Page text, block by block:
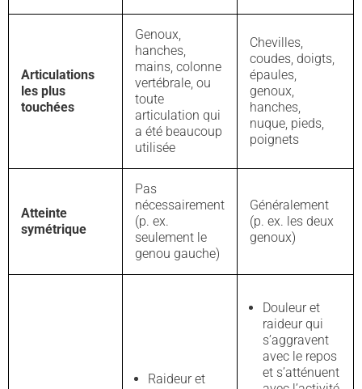
Articulations
les plus
touchées
Genoux,
hanches,
mains, colonne
vertébrale, ou
toute
articulation qui
a été beaucoup
utilisée
Chevilles,
coudes, doigts,
épaules,
genoux,
hanches,
nuque, pieds,
poignets
Atteinte
symétrique
Pas
nécessairement
(p. ex.
seulement le
genou gauche)
Généralement
(p. ex. les deux
genoux)
Raideur et
Douleur et
raideur qui
s’aggravent
avec le repos
et s’atténuent